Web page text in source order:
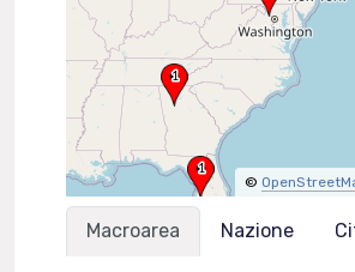
©
Macroarea Nazione